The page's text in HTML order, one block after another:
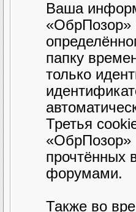
Ваша
«ОбрПозор»
папку
только
Третья
«ОбрПозор»
прочтённых
форумами.
Также во